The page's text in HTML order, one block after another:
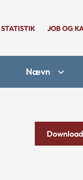
JOB OG
Nævn